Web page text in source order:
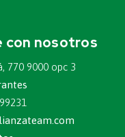
nosotros
770 9000 opc 3